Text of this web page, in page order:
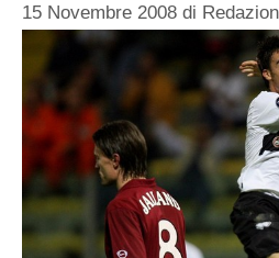
15 Novembre 2008 di